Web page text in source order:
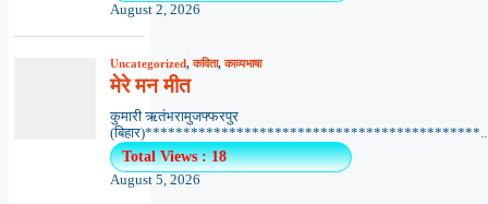
August 2, 2026
Uncategorized,कविता,काव्यभाषा
मेरे मन मीत
कुमारी ऋतंभरामुजफ्फरपुर
Total Views : 18
August 5, 2026